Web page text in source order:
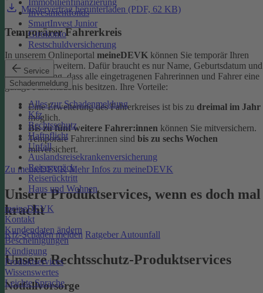
Immobilienfinanzierung
Investmentfonds
SmartInvest Junior
Girokonto
Restschuldversicherung
Service
Schadenmeldung
Alles zur Schadenmeldung
Kfz
Rechtsschutz
Haftpflicht
Unfall
Auslandsreisekrankenversicherung
Reisegepäck
Reiserücktritt
Haus und Wohnen
meineDEVK
Kontakt
Kundendaten ändern
Bescheinigungen
Kündigung
Produktservices
Wissenswertes
Leichte Sprache
Mustervertrag herunterladen (PDF, 62 KB)
Temporärer Fahrerkreis
In unserem Onlineportal meineDEVK können Sie temporär Ihren
Fahrerkreis erweitern. Dafür braucht es nur Name, Geburtsdatum und
die Bestätigung, dass alle eingetragenen Fahrerinnen und Fahrer eine
gültige Fahrerlaubnis besitzen. Ihre Vorteile:
Eine Erweiterung des Fahrerkreises ist bis zu dreimal im Jahr
möglich.
Bis zu fünf weitere Fahrer:innen können Sie mitversichern.
Temporäre Fahrer:innen sind bis zu sechs Wochen
mitversichert.
Zu meineDEVK Mehr Infos zu meineDEVK
Unsere Produktservices, wenn es doch mal
kracht
Kfz-Schaden melden Ratgeber Autounfall
Unsere Rechtsschutz-Produktservices
Notfallvorsorge